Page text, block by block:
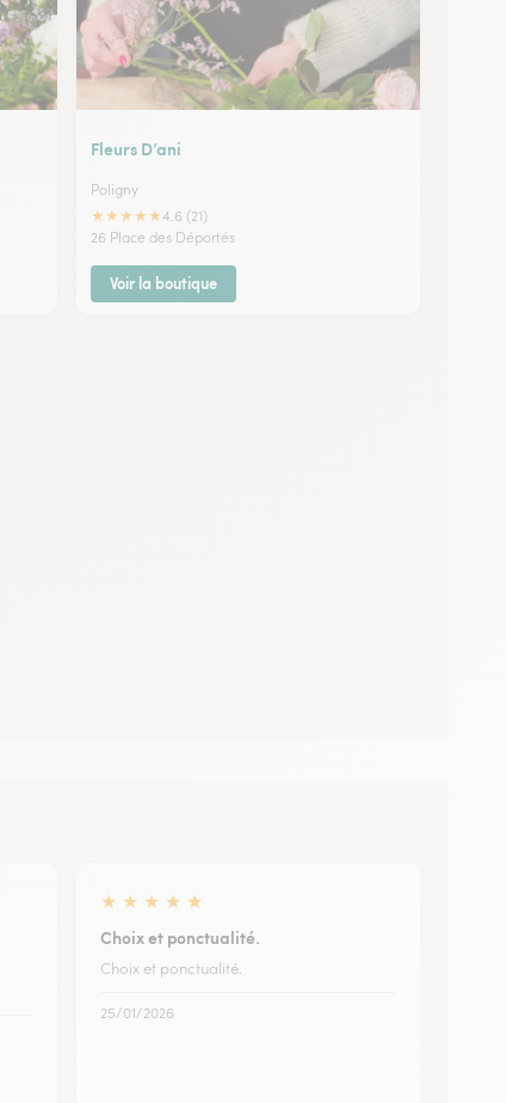
Fleurs D’ani
Poligny
★★★★★4.6 (21)
26 Place des Déportés
Voir la boutique
★ ★ ★ ★ ★
Choix et ponctualité.
Choix et ponctualité.
25/01/2026